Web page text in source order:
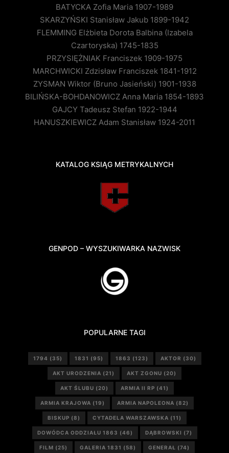
BATYCKA Zofia Maria 1907-1989
SKARZYŃSKI Stanisław Jakub 1899-1942
FLEMMING Elżbieta Dorota Balbina (Izabela
Czartoryska) 1745-1835
PRZYSIĘŻNIAK Franciszek 1909-1975
MARCHWICKI Zdzisław Franciszek 1841-1912
ZYSMAN Wiktor (Bruno Jasieński) 1901-1938
BILIŃSKA-BOHDANOWICZ Anna Maria 1854-1893
GAJCY Tadeusz Stefan 1922-1944
HANUSZKIEWICZ Adam Stanisław 1924-2011
KATALOG KSIĄG METRYKALNYCH
GENPOD – WYSZUKIWARKA NAZWISK
POPULARNE TAGI
1794 (35) 1831 (95) 1863 (123) AKTOR (30)
AKT URODZENIA (21) AKT ZGONU (20)
AKT ŚLUBU (20) ARMIA II RP (41)
ARMIA KRAJOWA (19) ARMIA NAPOLEONA (82)
BISKUP (8) CYTADELA WARSZAWSKA (11)
DOWÓDCA ODDZIAŁU 1863 (46) DĄBROWSKI (7)
FILM (25) GALERIA 1831 (58) GENERAŁ (74)